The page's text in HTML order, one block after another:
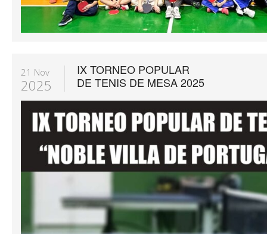
21 Nov
2025
IX TORNEO POPULAR
DE TENIS DE MESA 2025